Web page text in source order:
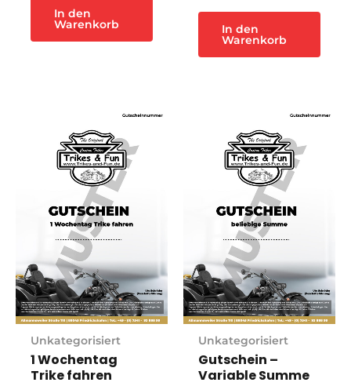
In den
Warenkorb In den
Warenkorb
Unkategorisiert
1 Wochentag
Trike fahren
Unkategorisiert
Gutschein –
Variable Summe